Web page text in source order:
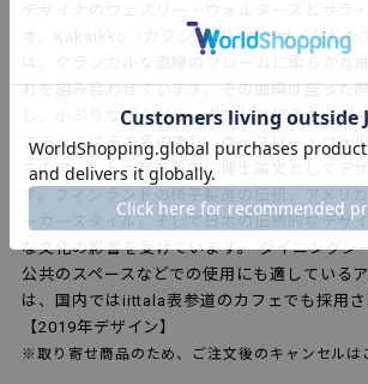
オ、Kaksikko（カクシッコ）がデザインした
れを組み合わせています。その曲線は座った
し、小ぶりながらリラックスして座ることが
アチェアはその名の通り、ウェスリー・ウォ
キのアールト大学在籍中に博士論文としてデ
す。フィンランドの椅子製造の伝統、アメリ
ーカースタイル、そして日本の伝統的なデザ
な文化の影響を受けています。 ダイニングシ
公共のスペースなどでの使用にも適している
は、国内ではiittala表参道のカフェでも採用さ
【2019年デザイン】
※取り寄せ商品のため、ご注文後のキャンセルは